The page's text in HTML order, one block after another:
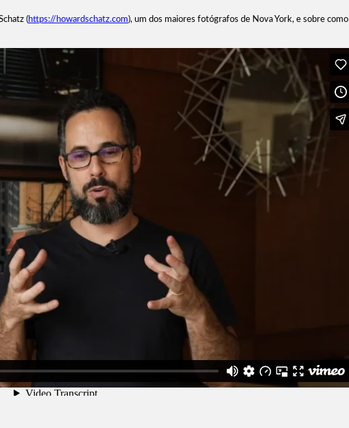
(https://howardschatz.com), um dos maiores fotógrafos de Nova York, e sobre como